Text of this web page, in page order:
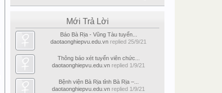
Mới Trả Lời
Báo Bà Rịa - Vũng Tàu tuyển...
daotaonghiepvu.edu.vn replied 25/9/21
Thông báo xét tuyển viên chức...
daotaonghiepvu.edu.vn replied 1/9/21
Bệnh viện Bà Rịa tỉnh Bà Rịa –...
daotaonghiepvu.edu.vn replied 1/9/21